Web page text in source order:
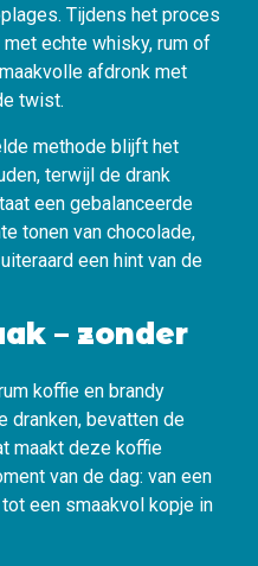
Tijdens het proces
echte whisky, rum of
afdronk met
twist.
methode blijft het
terwijl de drank
een gebalanceerde
tonen van chocolade,
een hint van de
– zonder
koffie en brandy
dranken, bevatten de
maakt deze koffie
van de dag: van een
een smaakvol kopje in